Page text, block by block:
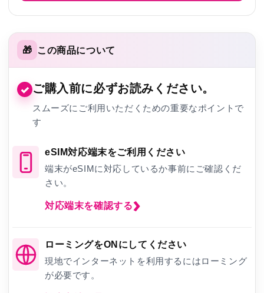
🎁 この商品について
✓ ご購入前に必ずお読みください。
スムーズにご利用いただくための重要なポイントで
す
eSIM対応端末をご利用ください
端末がeSIMに対応しているか事前にご確認くだ
さい。
対応端末を確認する
ローミングをONにしてください
現地でインターネットを利用するにはローミング
が必要です。